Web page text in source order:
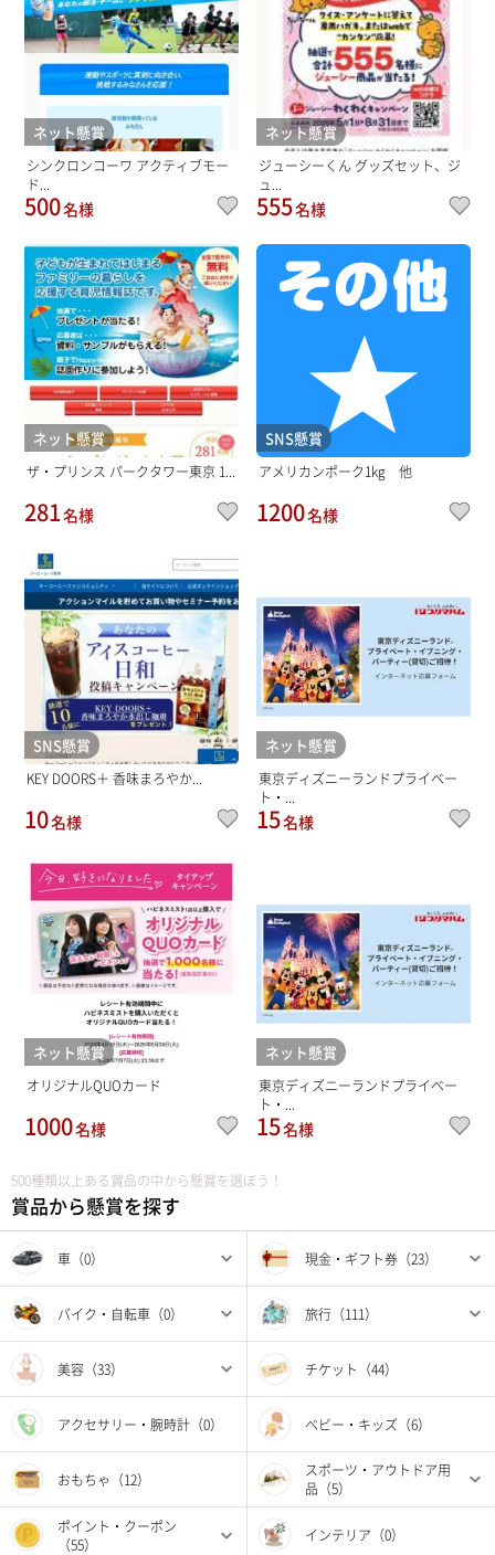
500種類以上ある賞品の中から懸賞を選ぼう！
賞品から懸賞を探す
車（0） 現金・ギフト券（23）
バイク・自転車（0） 旅行（111）
美容（33） チケット（44）
アクセサリー・腕時計（0） ベビー・キッズ（6）
おもちゃ（12）
スポーツ・アウトドア用
品（5）
ポイント・クーポン
（55）
インテリア（0）
ネット懸賞
シンクロンコーワ アクティブモー
ド...
500名様
ネット懸賞
ジューシーくん グッズセット、ジ
ュ...
555名様
ネット懸賞
ザ・プリンス パークタワー東京 1...
281名様
SNS懸賞
アメリカンポーク1kg 他
1200名様
SNS懸賞
KEY DOORS＋ 香味まろやか...
10名様
ネット懸賞
東京ディズニーランドプライベー
ト・...
15名様
ネット懸賞
オリジナルQUOカード
1000名様
ネット懸賞
東京ディズニーランドプライベー
ト・...
15名様